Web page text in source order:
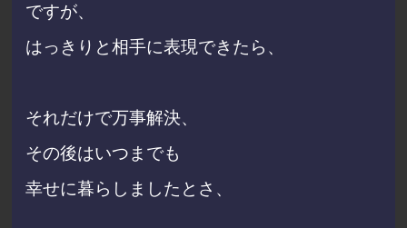
ですが、
はっきりと相手に表現できたら、
それだけで万事解決、
その後はいつまでも
幸せに暮らしましたとさ、